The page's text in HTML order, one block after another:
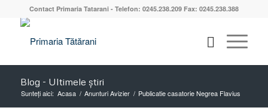
Contact Primaria Tatarani - Telefon: 0245.238.209 Fax: 0245.238.388
Blog - Ultimele știri
Sunteți aici: Acasa / Anunturi Avizier / Publicatie casatorie Negrea Flavius